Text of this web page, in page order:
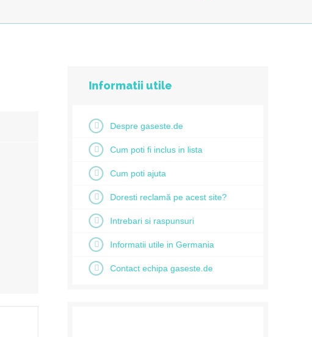
Informatii utile
Despre gaseste.de
Cum poti fi inclus in lista
Cum poti ajuta
Doresti reclamă pe acest site?
Intrebari si raspunsuri
Informatii utile in Germania
Contact echipa gaseste.de